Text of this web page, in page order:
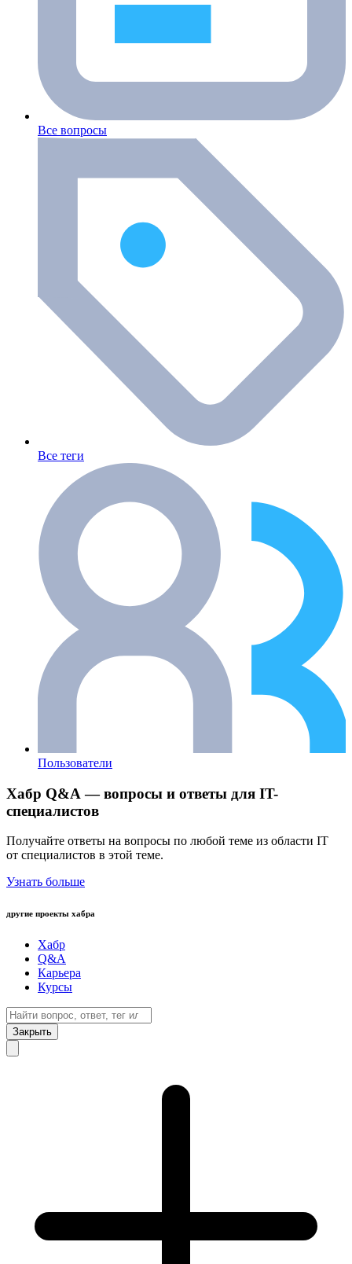
Все вопросы
Все теги
Пользователи
Хабр Q&A — вопросы и ответы для IT-
специалистов
Получайте ответы на вопросы по любой теме из области IT
от специалистов в этой теме.
Узнать больше
другие проекты хабра
Хабр
Q&A
Карьера
Курсы
Закрыть